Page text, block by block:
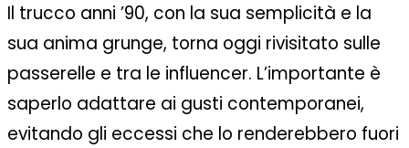
Il trucco anni ’90, con la sua semplicità e la
sua anima grunge, torna oggi rivisitato sulle
passerelle e tra le influencer. L’importante è
saperlo adattare ai gusti contemporanei,
evitando gli eccessi che lo renderebbero fuori